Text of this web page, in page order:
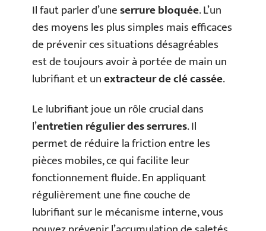
Il faut parler d’uneserrure bloquée. L’un
des moyens les plus simples mais efficaces
de prévenir ces situations désagréables
est de toujours avoir à portée de main un
lubrifiant et unextracteur de clé cassée.
Le lubrifiant joue un rôle crucial dans
l’entretien régulier des serrures. Il
permet de réduire la friction entre les
pièces mobiles, ce qui facilite leur
fonctionnement fluide. En appliquant
régulièrement une fine couche de
lubrifiant sur le mécanisme interne, vous